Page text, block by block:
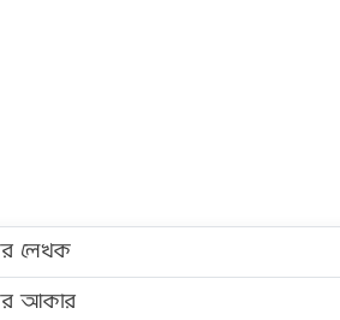
লেখক
আকার